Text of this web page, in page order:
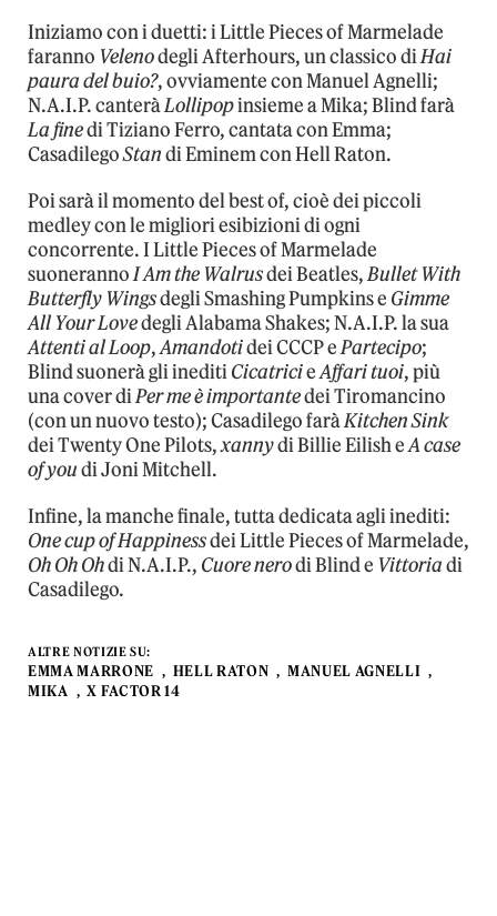
Iniziamo con i duetti: i Little Pieces of Marmelade
faranno Velenodegli Afterhours, un classico diHai
paura del buio?, ovviamente con Manuel Agnelli;
N.A.I.P. canteràLollipopinsieme a Mika; Blind farà
La finedi Tiziano Ferro, cantata con Emma;
CasadilegoStandi Eminem con Hell Raton.
Poi sarà il momento del best of, cioè dei piccoli
medley con le migliori esibizioni di ogni
concorrente. I Little Pieces of Marmelade
suonerannoI Am the Walrusdei Beatles,Bullet With
Butterfly Wingsdegli Smashing Pumpkins e Gimme
All Your Lovedegli Alabama Shakes; N.A.I.P. la sua
Attenti al Loop,Amandotidei CCCP ePartecipo;
Blind suonerà gli ineditiCicatricieAffari tuoi, più
una cover diPer me è importantedei Tiromancino
(con un nuovo testo); Casadilego faràKitchen Sink
dei Twenty One Pilots,xannydi Billie Eilish eA case
of youdi Joni Mitchell.
Infine, la manche finale, tutta dedicata agli inediti:
One cup of Happinessdei Little Pieces of Marmelade,
Oh Oh Ohdi N.A.I.P., Cuore nerodi Blind e Vittoriadi
Casadilego.
ALTRE NOTIZIE SU:
EMMA MARRONE HELL RATON
MANUEL AGNELLI
MIKA
X FACTOR 14